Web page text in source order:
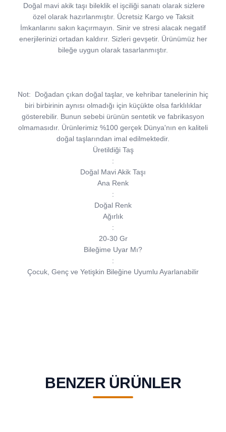
Doğal mavi akik taşı bileklik el işciliği sanatı olarak sizlere
özel olarak hazırlanmıştır. Ücretsiz Kargo ve Taksit
İmkanlarını sakın kaçırmayın. Sinir ve stresi alacak negatif
enerjilerinizi ortadan kaldırır. Sizleri gevşetir. Ürünümüz her
bileğe uygun olarak tasarlanmıştır.
Not: Doğadan çıkan doğal taşlar, ve kehribar tanelerinin hiç
biri birbirinin aynısı olmadığı için küçükte olsa farklılıklar
gösterebilir. Bunun sebebi ürünün sentetik ve fabrikasyon
olmamasıdır. Ürünlerimiz %100 gerçek Dünya'nın en kaliteli
doğal taşlarından imal edilmektedir.
Üretildiği Taş
:
Doğal Mavi Akik Taşı
Ana Renk
:
Doğal Renk
Ağırlık
:
20-30 Gr
Bileğime Uyar Mı?
:
Çocuk, Genç ve Yetişkin Bileğine Uyumlu Ayarlanabilir
BENZER ÜRÜNLER